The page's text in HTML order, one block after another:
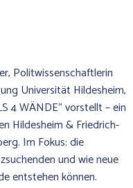
Politwissenschaftlerin
Universität Hildesheim,
4 WÄNDE“ vorstellt – ein
Hildesheim & Friedrich-
Im Fokus: die
und wie neue
entstehen können.